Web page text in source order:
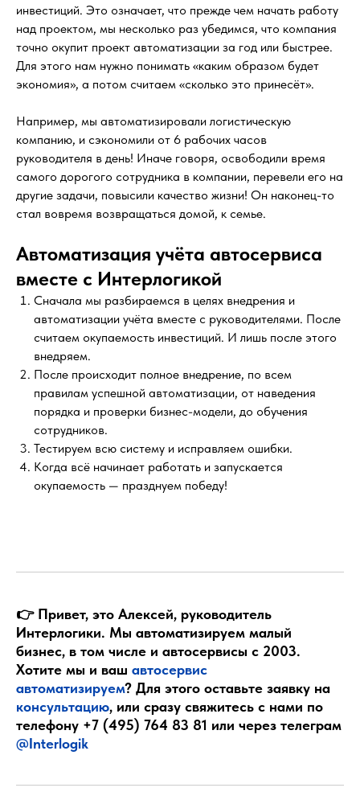
инвестиций. Это означает, что прежде чем начать работу
над проектом, мы несколько раз убедимся, что компания
точно окупит проект автоматизации за год или быстрее.
Для этого нам нужно понимать «каким образом будет
экономия», а потом считаем «сколько это принесёт».
Например, мы автоматизировали логистическую
компанию, и сэкономили от 6 рабочих часов
руководителя в день! Иначе говоря, освободили время
самого дорогого сотрудника в компании, перевели его на
другие задачи, повысили качество жизни! Он наконец-то
стал вовремя возвращаться домой, к семье.
Автоматизация учёта автосервиса
вместе с Интерлогикой
Сначала мы разбираемся в целях внедрения и
автоматизации учёта вместе с руководителями. После
считаем окупаемость инвестиций. И лишь после этого
внедряем.
После происходит полное внедрение, по всем
правилам успешной автоматизации, от наведения
порядка и проверки бизнес-модели, до обучения
сотрудников.
Тестируем всю систему и исправляем ошибки.
Когда всё начинает работать и запускается
окупаемость — празднуем победу!
👉 Привет, это Алексей, руководитель
Интерлогики. Мы автоматизируем малый
бизнес, в том числе и автосервисы с 2003.
Хотите мы и ваш автосервис
автоматизируем? Для этого оставьте заявку на
консультацию, или сразу свяжитесь с нами по
телефону +7 (495) 764 83 81 или через телеграм
@Interlogik